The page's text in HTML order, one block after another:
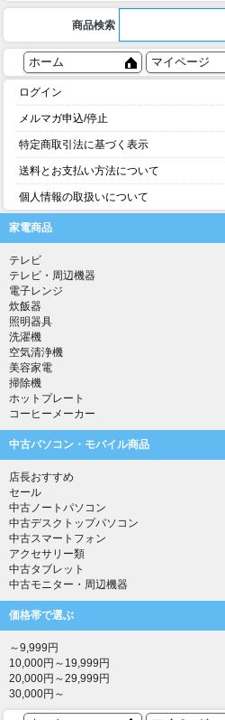
商品検索
ホーム マイページ
ログイン
メルマガ申込/停止
特定商取引法に基づく表示
送料とお支払い方法について
個人情報の取扱いについて
家電商品
テレビ
テレビ・周辺機器
電子レンジ
炊飯器
照明器具
洗濯機
空気清浄機
美容家電
掃除機
ホットプレート
コーヒーメーカー
中古パソコン・モバイル商品
店長おすすめ
セール
中古ノートパソコン
中古デスクトップパソコン
中古スマートフォン
アクセサリー類
中古タブレット
中古モニター・周辺機器
価格帯で選ぶ
～9,999円
10,000円～19,999円
20,000円～29,999円
30,000円～